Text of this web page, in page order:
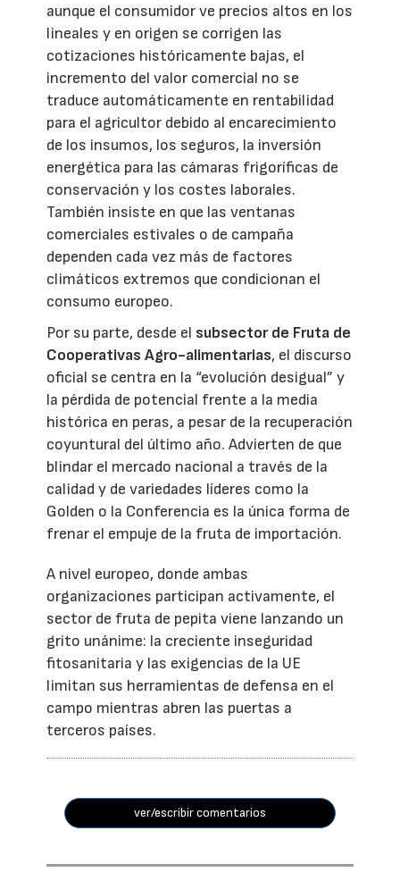
aunque el consumidor ve precios altos en los
lineales y en origen se corrigen las
cotizaciones históricamente bajas, el
incremento del valor comercial no se
traduce automáticamente en rentabilidad
para el agricultor debido al encarecimiento
de los insumos, los seguros, la inversión
energética para las cámaras frigoríficas de
conservación y los costes laborales.
También insiste en que las ventanas
comerciales estivales o de campaña
dependen cada vez más de factores
climáticos extremos que condicionan el
consumo europeo.
Por su parte, desde el subsector de Fruta de
Cooperativas Agro-alimentarias, el discurso
oficial se centra en la “evolución desigual” y
la pérdida de potencial frente a la media
histórica en peras, a pesar de la recuperación
coyuntural del último año. Advierten de que
blindar el mercado nacional a través de la
calidad y de variedades líderes como la
Golden o la Conferencia es la única forma de
frenar el empuje de la fruta de importación.
A nivel europeo, donde ambas
organizaciones participan activamente, el
sector de fruta de pepita viene lanzando un
grito unánime: la creciente inseguridad
fitosanitaria y las exigencias de la UE
limitan sus herramientas de defensa en el
campo mientras abren las puertas a
terceros países.
ver/escribir comentarios